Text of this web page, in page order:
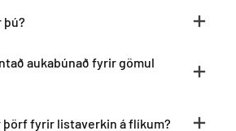
þú?
aukabúnað fyrir gömul
þörf fyrir listaverkin á flíkum?